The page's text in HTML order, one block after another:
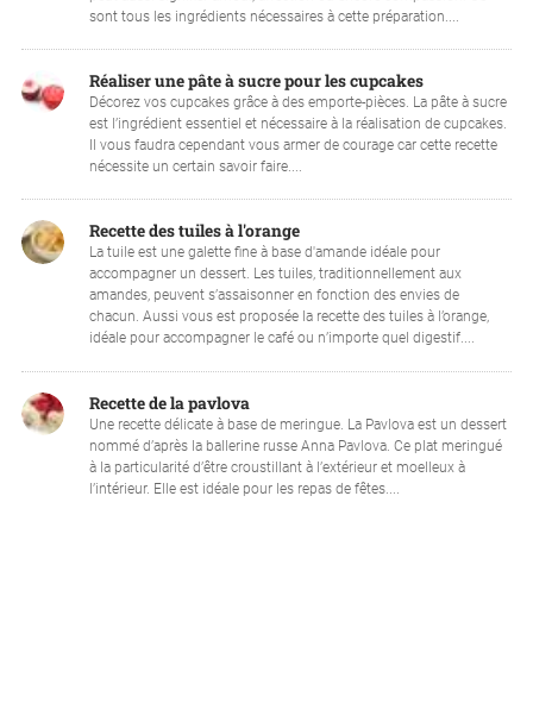
sont tous les ingrédients nécessaires à cette préparation....
Réaliser une pâte à sucre pour les cupcakes
Décorez vos cupcakes grâce à des emporte-pièces. La pâte à sucre
est l’ingrédient essentiel et nécessaire à la réalisation de cupcakes.
Il vous faudra cependant vous armer de courage car cette recette
nécessite un certain savoir faire....
Recette des tuiles à l'orange
La tuile est une galette fine à base d'amande idéale pour
accompagner un dessert. Les tuiles, traditionnellement aux
amandes, peuvent s’assaisonner en fonction des envies de
chacun. Aussi vous est proposée la recette des tuiles à l’orange,
idéale pour accompagner le café ou n’importe quel digestif....
Recette de la pavlova
Une recette délicate à base de meringue. La Pavlova est un dessert
nommé d’après la ballerine russe Anna Pavlova. Ce plat meringué
à la particularité d’être croustillant à l’extérieur et moelleux à
l’intérieur. Elle est idéale pour les repas de fêtes....